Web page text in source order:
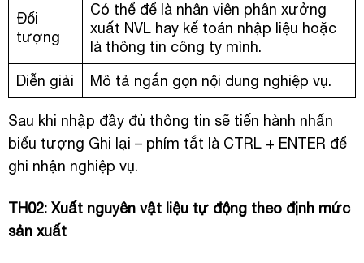
Đối
tượng
Có thể để là nhân viên phân xưởng
xuất NVL hay kế toán nhập liệu hoặc
là thông tin công ty mình.
Diễn giải
Mô tả ngắn gọn nội dung nghiệp vụ.
Sau khi nhập đầy đủ thông tin sẽ tiến hành nhấn
biểu tượng Ghi lại – phím tắt là CTRL + ENTER để
ghi nhận nghiệp vụ.
TH02: Xuất nguyên vật liệu tự động theo định mức
sản xuất